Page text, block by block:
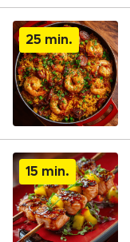
25 min.
15 min.